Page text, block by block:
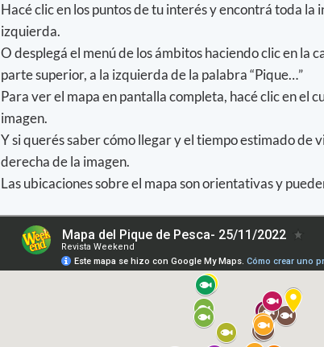
Hacé clic en los puntos de tu interés y encontrá toda la
izquierda.
O desplegá el menú de los ámbitos haciendo clic en la
parte superior, a la izquierda de la palabra “Pique…”
Para ver el mapa en pantalla completa, hacé clic en el
imagen.
Y si querés saber cómo llegar y el tiempo estimado de
derecha de la imagen.
Las ubicaciones sobre el mapa son orientativas y